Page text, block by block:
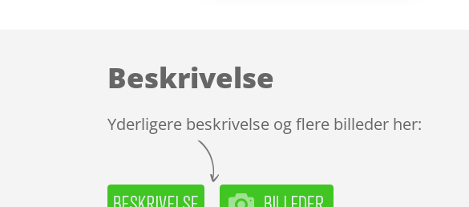
Beskrivelse
Yderligere beskrivelse og flere billeder her: